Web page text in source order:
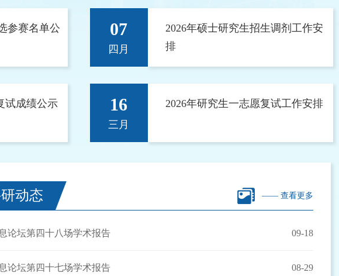
参赛名单公
07
四月
2026年硕士研究生招生调剂工作安
排
试成绩公示 16
三月
2026年研究生一志愿复试工作安排
动态 —— 查看更多
论坛第四十八场学术报告 09-18
论坛第四十七场学术报告 08-29